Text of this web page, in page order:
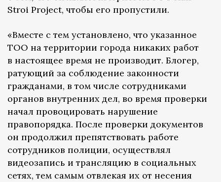
Stroi Project, чтобы его пропустили.
«Вместе с тем установлено, что указанное
ТОО на территории города никаких работ
в настоящее время не производит. Блогер,
ратующий за соблюдение законности
гражданами, в том числе сотрудниками
органов внутренних дел, во время проверки
начал провоцировать нарушение
правопорядка. После проверки документов
он продолжил препятствовать работе
сотрудников полиции, осуществлял
видеозапись и трансляцию в социальных
сетях, тем самым отвлекая их от несения